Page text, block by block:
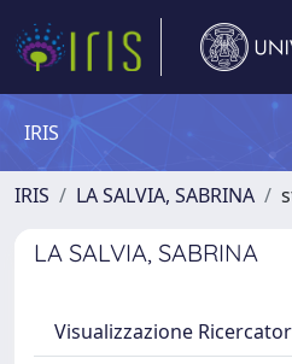
IRIS
IRIS LA SALVIA, SABRINA
LA SALVIA, SABRINA
Visualizzazione